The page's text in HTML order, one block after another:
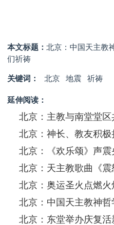
本文标题： 北京：中国天主教
们祈祷
关键词： 北京 地震 祈祷
延伸阅读：
北京：主教与南堂堂
北京：神长、教友积极
北京：《欢乐颂》声
北京：奥运圣火点燃
北京：东堂举办庆复